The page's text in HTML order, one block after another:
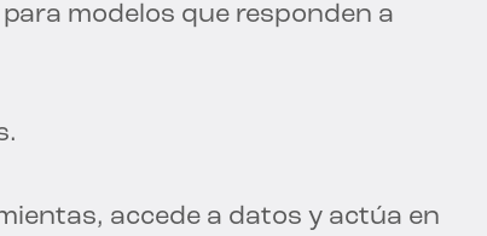
modelos que responden a
accede a datos y actúa en